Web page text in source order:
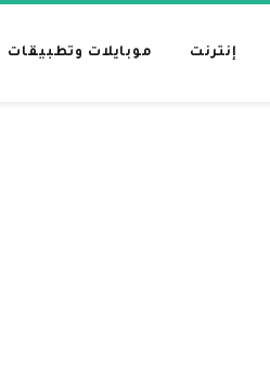
إنترنت موبايلات وتطبيقات